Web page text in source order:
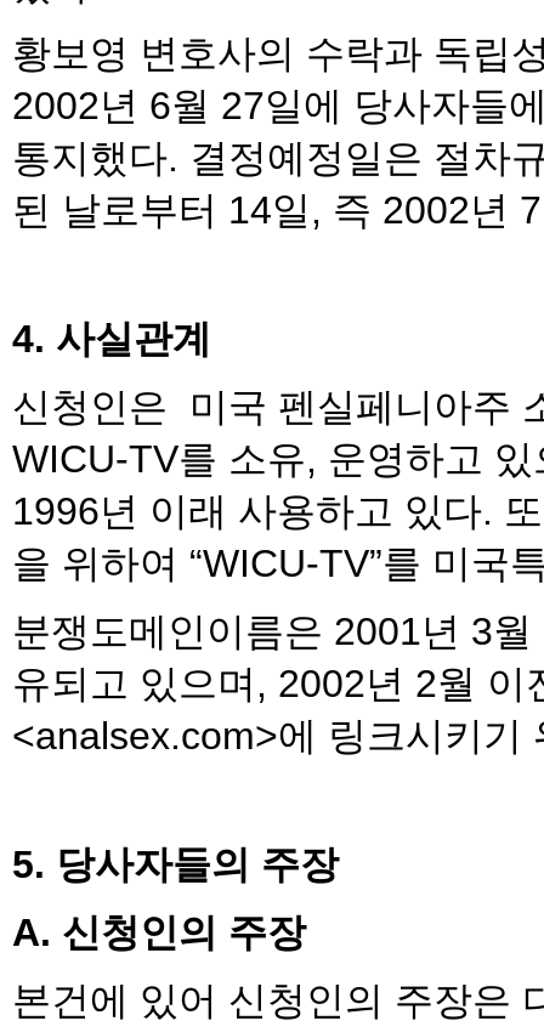
황보영 변호사의 수락과 독립
2002년 6월 27일에 당사자들
통지했다. 결정예정일은 절차
된 날로부터 14일, 즉 2002년
4. 사실관계
신청인은 미국 펜실페니아주
WICU-TV를 소유, 운영하고
1996년 이래 사용하고 있다.
을 위하여 “WICU-TV”를 미국
분쟁도메인이름은 2001년 3
유되고 있으며, 2002년 2월
<analsex.com>에 링크시키기
5. 당사자들의 주장
A. 신청인의 주장
본건에 있어 신청인의 주장은